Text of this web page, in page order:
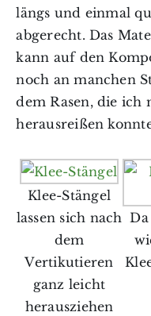
längs und einmal
abgerecht. Das
kann auf den
noch an manchen
dem Rasen, die ich
herausreißen
Klee-Stängel
lassen sich nach
dem
Vertikutieren
ganz leicht
herausziehen